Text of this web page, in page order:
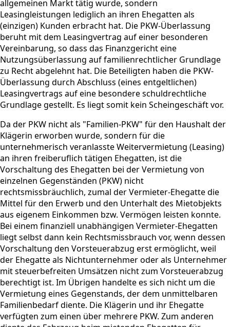
allgemeinen Markt tätig wurde, sondern
Leasingleistungen lediglich an ihren Ehegatten als
(einzigen) Kunden erbracht hat. Die PKW-Überlassung
beruht mit dem Leasingvertrag auf einer besonderen
Vereinbarung, so dass das Finanzgericht eine
Nutzungsüberlassung auf familienrechtlicher Grundlage
zu Recht abgelehnt hat. Die Beteiligten haben die PKW-
Überlassung durch Abschluss (eines entgeltlichen)
Leasingvertrags auf eine besondere schuldrechtliche
Grundlage gestellt. Es liegt somit kein Scheingeschäft vor.
Da der PKW nicht als "Familien-PKW" für den Haushalt der
Klägerin erworben wurde, sondern für die
unternehmerisch veranlasste Weitervermietung (Leasing)
an ihren freiberuflich tätigen Ehegatten, ist die
Vorschaltung des Ehegatten bei der Vermietung von
einzelnen Gegenständen (PKW) nicht
rechtsmissbräuchlich, zumal der Vermieter-Ehegatte die
Mittel für den Erwerb und den Unterhalt des Mietobjekts
aus eigenem Einkommen bzw. Vermögen leisten konnte.
Bei einem finanziell unabhängigen Vermieter-Ehegatten
liegt selbst dann kein Rechtsmissbrauch vor, wenn dessen
Vorschaltung den Vorsteuerabzug erst ermöglicht, weil
der Ehegatte als Nichtunternehmer oder als Unternehmer
mit steuerbefreiten Umsätzen nicht zum Vorsteuerabzug
berechtigt ist. Im Übrigen handelte es sich nicht um die
Vermietung eines Gegenstands, der dem unmittelbaren
Familienbedarf diente. Die Klägerin und ihr Ehegatte
verfügten zum einen über mehrere PKW. Zum anderen